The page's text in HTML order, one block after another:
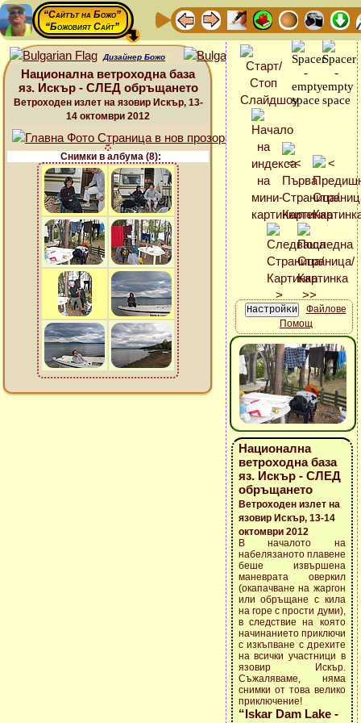
“Сайтът на Божо”
“Божовият Сайт”
Дизайнер Божо
Национална ветроходна база
яз. Искър - СЛЕД обръщането
Ветроходен излет на язовир Искър, 13-
14 октомври 2012
Снимки в албума (8):
Файлове
Помощ
Национална
ветроходна база
яз. Искър - СЛЕД
обръщането
Ветроходен излет на
язовир Искър, 13-14
октомври 2012
В началото на
набелязаното плавене
беше извършена
маневрата оверкил
(окапачване на жаргон
или обръщане с кила
на горе с прости думи),
в следствие на която
начинанието приключи
с изкъпване с дрехите
на всички участници в
язовир Искър.
Съжаляваме, няма
снимки от това велико
приключение!
“Iskar Dam Lake -